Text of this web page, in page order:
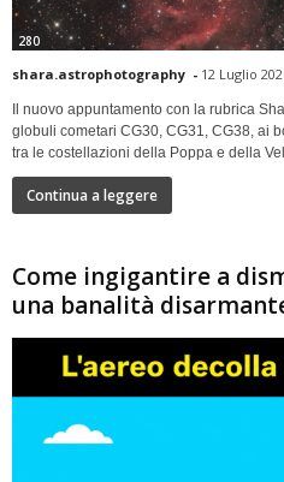
280
shara.astrophotography - 12 Luglio
Il nuovo appuntamento con la rubrica
globuli cometari CG30, CG31, CG38, ai
tra le costellazioni della Poppa e della
Continua a leggere
Come ingigantire a
una banalità